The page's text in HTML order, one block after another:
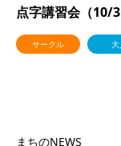
点字講習会（10/
サークル 大
まちのNEWS